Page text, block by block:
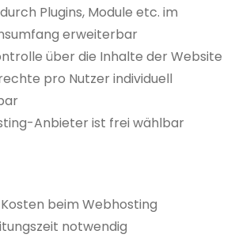
Plugins, Module etc. im
erweiterbar
über die Inhalte der Website
pro Nutzer individuell
Anbieter ist frei wählbar
beim Webhosting
notwendig